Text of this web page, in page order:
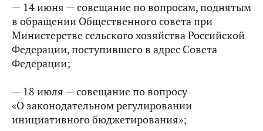
— 14 июня — совещание по вопросам, поднятым
в обращении Общественного совета при
Министерстве сельского хозяйства Российской
Федерации, поступившего в адрес Совета
Федерации;
— 18 июля — совещание по вопросу
«О законодательном регулировании
инициативного бюджетирования»;